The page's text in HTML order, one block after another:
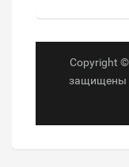
Copyright ©
защищены